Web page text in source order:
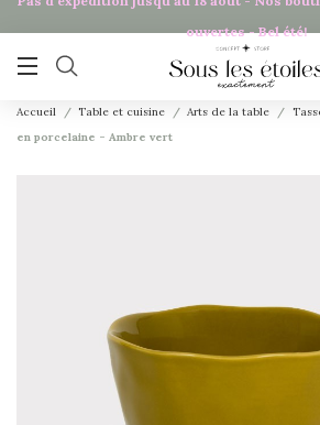
ouvertes - Bel été!
Accueil Table et cuisine Arts de la table
en porcelaine - Ambre vert